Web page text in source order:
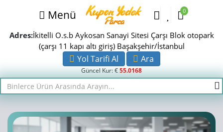
Menü 0
Adres:İkitelli O.s.b Aykosan Sanayi Sitesi Çarşı Blok otopark
(çarşı 11 kapı altı giriş) Başakşehir/İstanbul
Yol Tarifi Al Ara
Güncel Kur: €55.0168